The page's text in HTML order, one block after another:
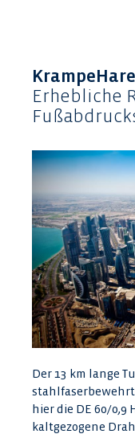
Erhebliche
Der 13 km lange
hier die DE 60/0,9
kaltgezogene